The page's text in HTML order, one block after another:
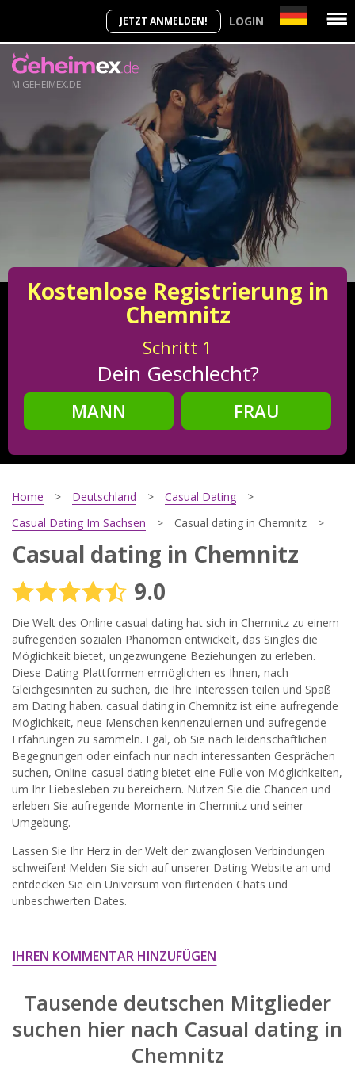
JETZT ANMELDEN! LOGIN
M.GEHEIMEX.DE
Kostenlose Registrierung in
Chemnitz
Schritt 1
Dein Geschlecht?
MANN
FRAU
Schritt2
Schritt3
Deine E-Mail?
Mit meiner Anmeldung erkläre ich mich mit den
Nutzungsbedingungenund derDatenschutzerklärung
einverstanden. Ich erhalte Informationen und Angebote des
Betreibers per E-Mail, der Zusendung kann ich jederzeit
widersprechen.
JETZT ANMELDEN!
Home Deutschland
Casual Dating
Casual Dating Im Sachsen
Casual dating in Chemnitz
Casual dating in Chemnitz
9.0
Die Welt des Online сasual dating hat sich in Chemnitz zu einem
aufregenden sozialen Phänomen entwickelt, das Singles die
Möglichkeit bietet, ungezwungene Beziehungen zu erleben.
Diese Dating-Plattformen ermöglichen es Ihnen, nach
Gleichgesinnten zu suchen, die Ihre Interessen teilen und Spaß
am Dating haben. сasual dating in Chemnitz ist eine aufregende
Möglichkeit, neue Menschen kennenzulernen und aufregende
Erfahrungen zu sammeln. Egal, ob Sie nach leidenschaftlichen
Begegnungen oder einfach nur nach interessanten Gesprächen
suchen, Online-сasual dating bietet eine Fülle von Möglichkeiten,
um Ihr Liebesleben zu bereichern. Nutzen Sie die Chancen und
erleben Sie aufregende Momente in Chemnitz und seiner
Umgebung.
Lassen Sie Ihr Herz in der Welt der zwanglosen Verbindungen
schweifen! Melden Sie sich auf unserer Dating-Website an und
entdecken Sie ein Universum von flirtenden Chats und
unbeschwerten Dates.
IHREN KOMMENTAR HINZUFÜGEN
Tausende deutschen Mitglieder
suchen hier nach Casual dating in
Chemnitz